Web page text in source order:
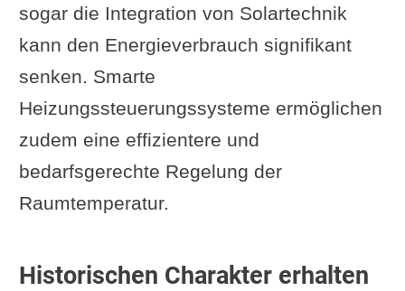
sogar die Integration von Solartechnik
kann den Energieverbrauch signifikant
senken. Smarte
Heizungssteuerungssysteme ermöglichen
zudem eine effizientere und
bedarfsgerechte Regelung der
Raumtemperatur.
Historischen Charakter erhalten